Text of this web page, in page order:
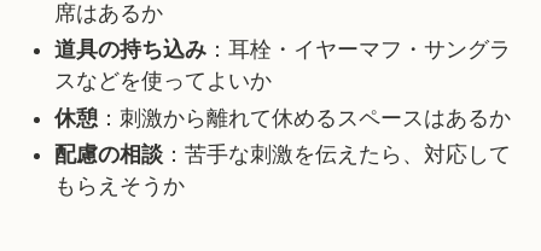
席はあるか
道具の持ち込み：耳栓・イヤーマフ・サングラ
スなどを使ってよいか
休憩：刺激から離れて休めるスペースはあるか
配慮の相談：苦手な刺激を伝えたら、対応して
もらえそうか